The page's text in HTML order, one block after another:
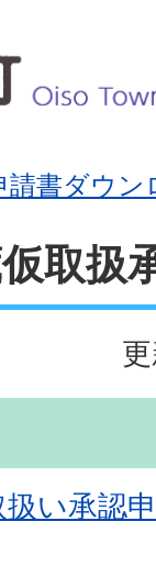
請書ダウン
取扱
い承認